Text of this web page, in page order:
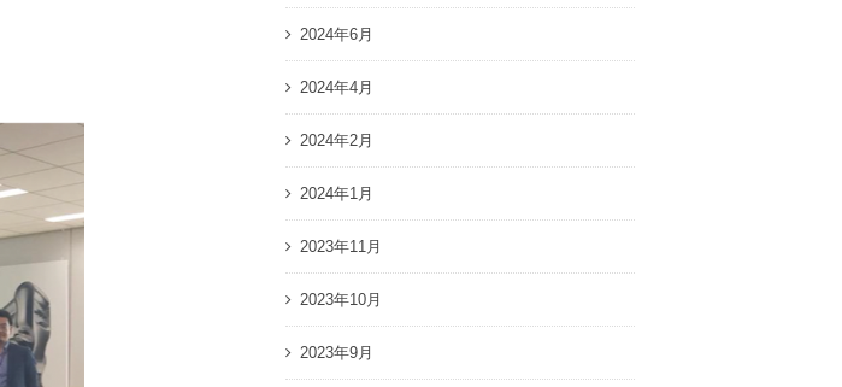
2024年6月
2024年4月
2024年2月
2024年1月
2023年11月
2023年10月
2023年9月